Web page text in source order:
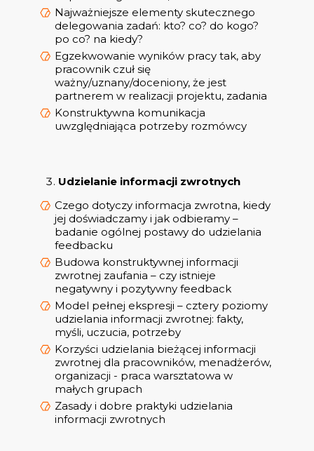
Najważniejsze elementy skutecznego
delegowania zadań: kto? co? do kogo?
po co? na kiedy?
Egzekwowanie wyników pracy tak, aby
pracownik czuł się
ważny/uznany/doceniony, że jest
partnerem w realizacji projektu, zadania
Konstruktywna komunikacja
uwzględniająca potrzeby rozmówcy
Udzielanie informacji zwrotnych
Czego dotyczy informacja zwrotna, kiedy
jej doświadczamy i jak odbieramy –
badanie ogólnej postawy do udzielania
feedbacku
Budowa konstruktywnej informacji
zwrotnej zaufania – czy istnieje
negatywny i pozytywny feedback
Model pełnej ekspresji – cztery poziomy
udzielania informacji zwrotnej: fakty,
myśli, uczucia, potrzeby
Korzyści udzielania bieżącej informacji
zwrotnej dla pracowników, menadżerów,
organizacji - praca warsztatowa w
małych grupach
Zasady i dobre praktyki udzielania
informacji zwrotnych